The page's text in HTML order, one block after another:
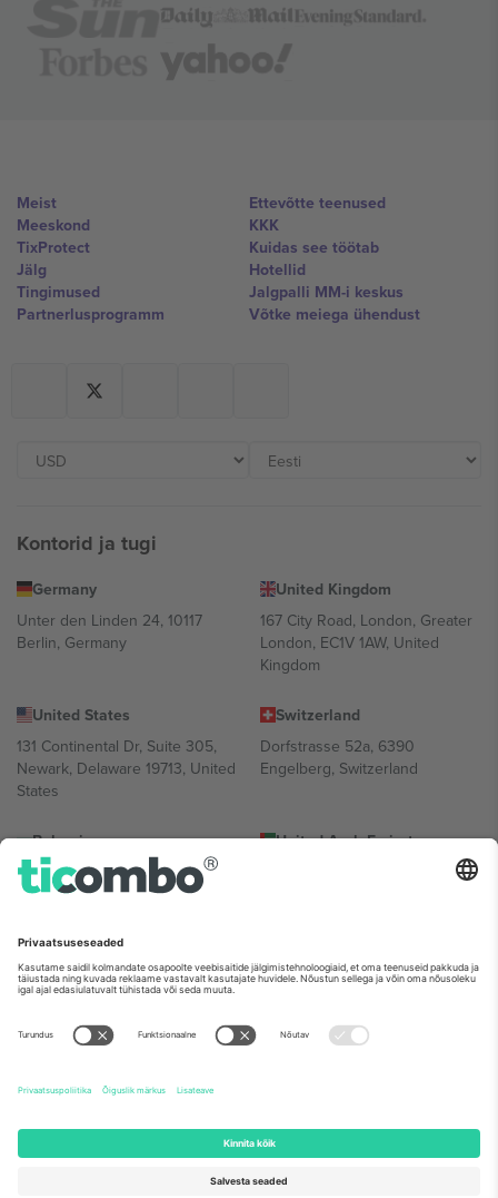
Meist
Meeskond
TixProtect
Jälg
Tingimused
Partnerlusprogramm
Ettevõtte teenused
KKK
Kuidas see töötab
Hotellid
Jalgpalli MM-i keskus
Võtke meiega ühendust
Kontorid ja tugi
Germany
Unter den Linden 24, 10117
Berlin, Germany
United Kingdom
167 City Road, London, Greater
London, EC1V 1AW, United
Kingdom
United States
131 Continental Dr, Suite 305,
Newark, Delaware 19713, United
States
Switzerland
Dorfstrasse 52a, 6390
Engelberg, Switzerland
Bulgaria
Regus Sofia City West, bul
Totleben 53-55, 1606 Sofia,
United Arab Emirates
UAE Dubai Silicon Oasis, DDP
Mexico
Av Chapultepec 360, Roma
Norte, Cuauhtémoc, 06700
Ciudad de México, CDMX,
sündmusest ja/või domeenist. Detailide jaoks vaata konkreetse
sündmuse lehte, impressumit ja tingimusi.,
2026 Ticombo. Kõik õigused kaitstud.